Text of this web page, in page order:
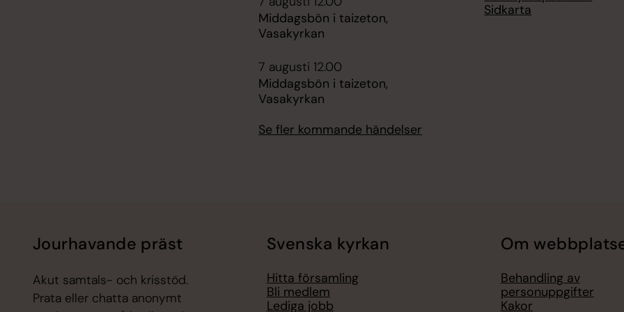
Middagsbön i taizeton,
Vasakyrkan
7 augusti 12.00
Middagsbön i taizeton,
Vasakyrkan
Se fler kommande händelser
Sidkarta
Jourhavande präst
Akut samtals- och krisstöd.
Prata eller chatta anonymt
Svenska kyrkan
Hitta församling
Bli medlem
Lediga jobb
Om
Behandling av
personuppgifter
Kakor